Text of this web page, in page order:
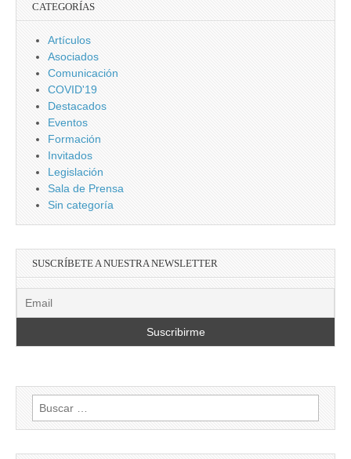
CATEGORÍAS
Artículos
Asociados
Comunicación
COVID'19
Destacados
Eventos
Formación
Invitados
Legislación
Sala de Prensa
Sin categoría
SUSCRÍBETE A NUESTRA NEWSLETTER
Buscar: